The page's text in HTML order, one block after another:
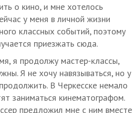
о кино, и мне хотелось
у меня в личной жизни
классных событий, поэтому
приезжать сюда.
я продолжу мастер-классы,
Я не хочу навязываться, но у
В Черкесске немало
заниматься кинематографом.
предложил мне с ним вместе